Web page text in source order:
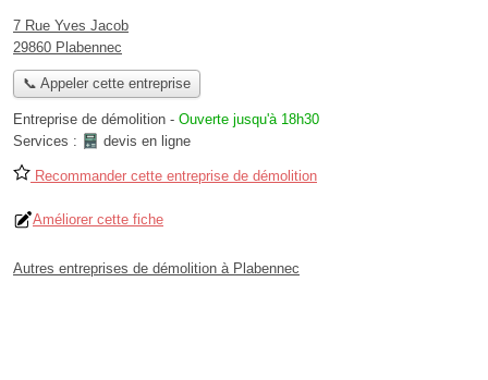
7 Rue Yves Jacob
29860 Plabennec
📞 Appeler cette entreprise
Entreprise de démolition - Ouverte jusqu'à 18h30
Services :
devis en ligne
Recommander cette entreprise de démolition
Améliorer cette fiche
Autres entreprises de démolition à Plabennec